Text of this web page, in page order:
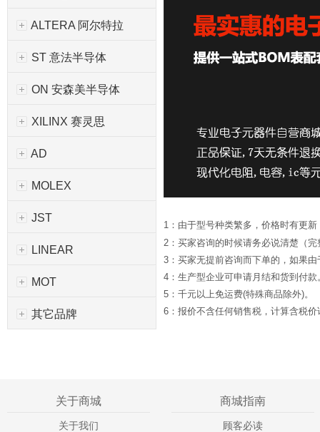
ALTERA 阿尔特拉
ST 意法半导体
ON 安森美半导体
XILINX 赛灵思
AD
MOLEX
JST
LINEAR
MOT
其它品牌
1：由于型号种类繁多，价格时有更
2：买家咨询的时候请务必说清楚（
3：买家无提前咨询而下单的，如果
4：生产型企业可申请月结和货到付款
5：千元以上免运费(特殊商品除外)。
6：报价不含任何销售税，计算含税价
关于商城
关于我们
商城指南
顾客必读